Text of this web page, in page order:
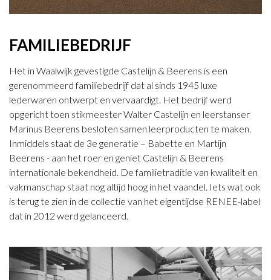
FAMILIEBEDRIJF
Het in Waalwijk gevestigde Castelijn & Beerens is een
gerenommeerd familiebedrijf dat al sinds 1945 luxe
lederwaren ontwerpt en vervaardigt. Het bedrijf werd
opgericht toen stikmeester Walter Castelijn en leerstanser
Marinus Beerens besloten samen leerproducten te maken.
Inmiddels staat de 3e generatie – Babette en Martijn
Beerens - aan het roer en geniet Castelijn & Beerens
internationale bekendheid. De familietraditie van kwaliteit en
vakmanschap staat nog altijd hoog in het vaandel. Iets wat ook
is terug te zien in de collectie van het eigentijdse RENEE-label
dat in 2012 werd gelanceerd.